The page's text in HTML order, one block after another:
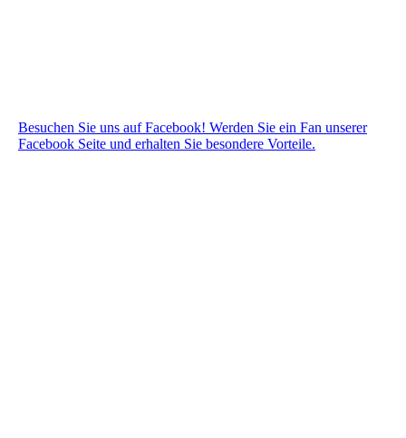
Besuchen Sie uns auf Facebook! Werden Sie ein Fan unserer
Facebook Seite und erhalten Sie besondere Vorteile.